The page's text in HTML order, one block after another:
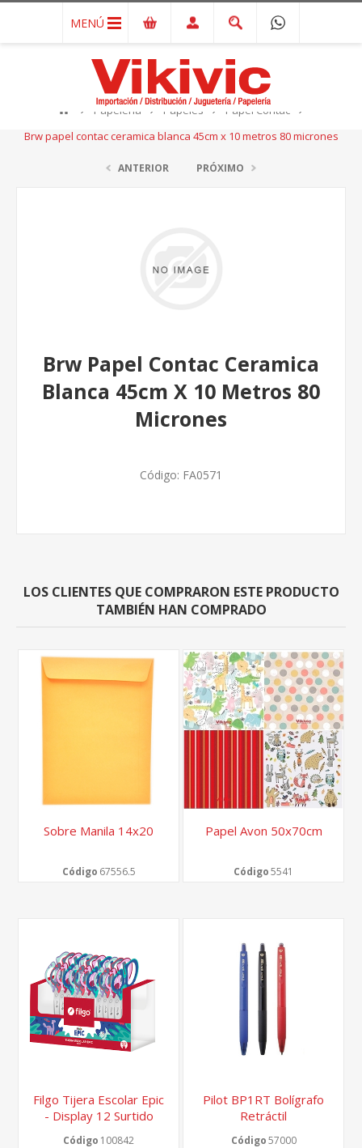
MENÚ
Papelería Papeles
Papel Contac
Brw papel contac ceramica blanca 45cm x 10 metros 80 micrones
ANTERIOR PRÓXIMO
Brw Papel Contac Ceramica
Blanca 45cm X 10 Metros 80
Micrones
Código: FA0571
LOS CLIENTES QUE COMPRARON ESTE PRODUCTO
TAMBIÉN HAN COMPRADO
Sobre Manila 14x20
Código 67556.5
Papel Avon 50x70cm
Código5541
Filgo Tijera Escolar Epic
- Display 12 Surtido
Código 100842
Pilot BP1RT Bolígrafo
Retráctil
Código57000